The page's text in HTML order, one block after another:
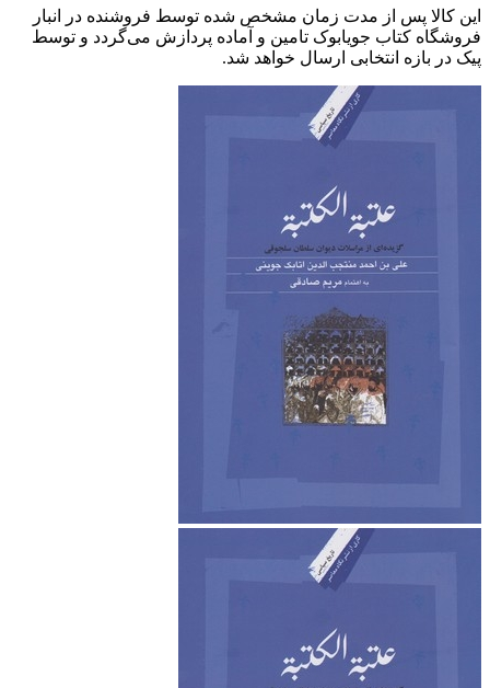
این کالا پس از مدت زمان مشخص شده توسط فروشنده در انبار
فروشگاه کتاب جویابوک تامین و آماده پردازش می‌گردد و توسط
پیک در بازه انتخابی ارسال خواهد شد.